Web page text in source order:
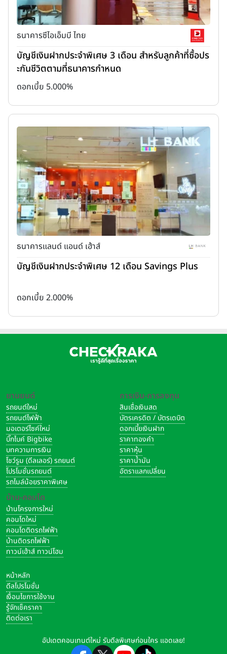
ธนาคารซีไอเอ็มบี ไทย
บัญชีเงินฝากประจำพิเศษ 3 เดือน สำหรับลูกค้าที่ซื้อปร
ะกันชีวิตตามที่ธนาคารกำหนด
ดอกเบี้ย 5.000%
ธนาคารแลนด์ แอนด์ เฮ้าส์
บัญชีเงินฝากประจำพิเศษ 12 เดือน Savings Plus
ดอกเบี้ย 2.000%
ยานยนต์
รถยนต์ใหม่
รถยนต์ไฟฟ้า
มอเตอร์ไซค์ใหม่
บิ๊กไบค์ Bigbike
บทความการเงิน
โชว์รูม (ดีลเลอร์) รถยนต์
โปรโมชั่นรถยนต์
รถไมล์น้อยราคาพิเศษ
บ้าน-คอนโด
บ้านโครงการใหม่
คอนโดใหม่
คอนโดติดรถไฟฟ้า
บ้านติดรถไฟฟ้า
ทาวน์เฮ้าส์ ทาวน์โฮม
การเงิน-การลงทุน
สินเชื่อเงินสด
บัตรเครดิต / บัตรเดบิต
ดอกเบี้ยเงินฝาก
ราคาทองคำ
ราคาหุ้น
ราคาน้ำมัน
อัตราแลกเปลี่ยน
หน้าหลัก
ดีลโปรโมชั่น
เงื่อนไขการใช้งาน
รู้จักเช็คราคา
ติดต่อเรา
อัปเดตคอนเทนต์ใหม่ รับดีลพิเศษก่อนใคร แอดเลย!